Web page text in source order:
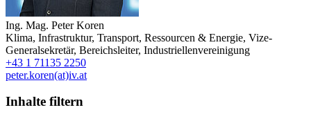
Ing. Mag. Peter Koren
Klima, Infrastruktur, Transport, Ressourcen & Energie, Vize-
Generalsekretär, Bereichsleiter, Industriellenvereinigung
+43 1 71135 2250
peter.koren(at)iv.at
Inhalte filtern